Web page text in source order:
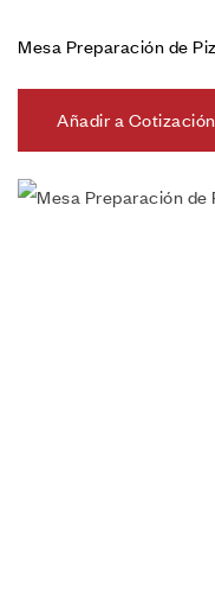
Mesa Preparación de
Añadir a Cotización